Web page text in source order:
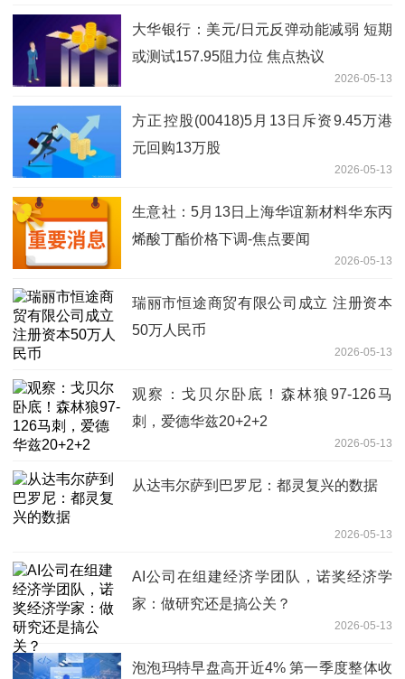
大华银行：美元/日元反弹动能减弱 短期
或测试157.95阻力位 焦点热议
2026-05-13
方正控股(00418)5月13日斥资9.45万港
元回购13万股
2026-05-13
生意社：5月13日上海华谊新材料华东丙
烯酸丁酯价格下调-焦点要闻
2026-05-13
瑞丽市恒途商贸有限公司成立 注册资本
50万人民币
2026-05-13
观察：戈贝尔卧底！森林狼97-126马
刺，爱德华兹20+2+2
2026-05-13
从达韦尔萨到巴罗尼：都灵复兴的数据
2026-05-13
AI公司在组建经济学团队，诺奖经济学
家：做研究还是搞公关？
2026-05-13
泡泡玛特早盘高开近4% 第一季度整体收